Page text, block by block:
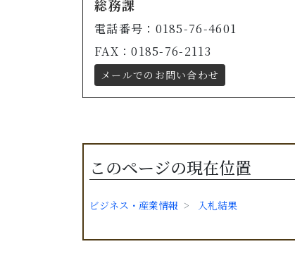
総務課
電話番号：0185-76-4601
FAX：0185-76-2113
メールでのお問い合わせ
このページの現在位置
ビジネス・産業情報 入札結果